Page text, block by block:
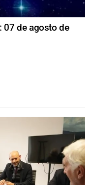
07 de agosto de